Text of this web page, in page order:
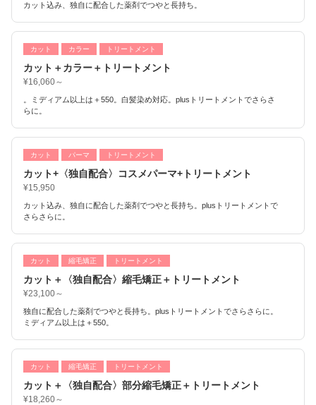
カット込み、独自に配合した薬剤でつやと長持ち。
カット カラー トリートメント
カット＋カラー＋トリートメント
¥16,060～
。ミディアム以上は＋550。白髪染め対応。plusトリートメントでさらさ
らに。
カット パーマ トリートメント
カット+〈独自配合〉コスメパーマ+トリートメント
¥15,950
カット込み、独自に配合した薬剤でつやと長持ち。plusトリートメントで
さらさらに。
カット 縮毛矯正 トリートメント
カット＋〈独自配合〉縮毛矯正＋トリートメント
¥23,100～
独自に配合した薬剤でつやと長持ち。plusトリートメントでさらさらに。
ミディアム以上は＋550。
カット 縮毛矯正 トリートメント
カット＋〈独自配合〉部分縮毛矯正＋トリートメント
¥18,260～